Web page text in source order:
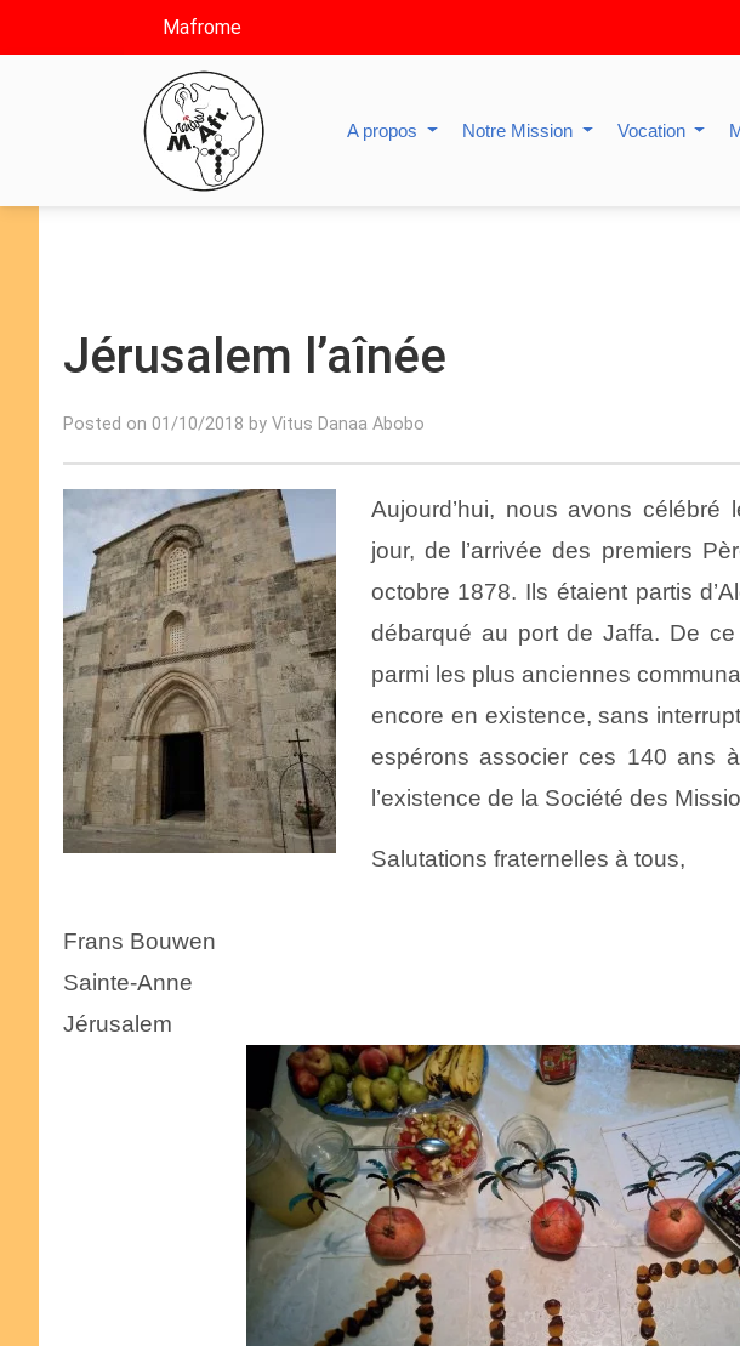
Mafrome
A propos Notre Mission Vocation
Jérusalem l’aînée
Posted on 01/10/2018 by Vitus Danaa Abobo
Aujourd’hui, nous avons
jour, de l’arrivée des premiers
octobre 1878. Ils étaient partis
débarqué au port deJaffa. De ce
parmi les plus anciennes
encore en existence, sans
espérons associer ces 140 ans
l’existence de la Société des
Salutations fraternelles à tous,
Frans Bouwen
Sainte-Anne
Jérusalem